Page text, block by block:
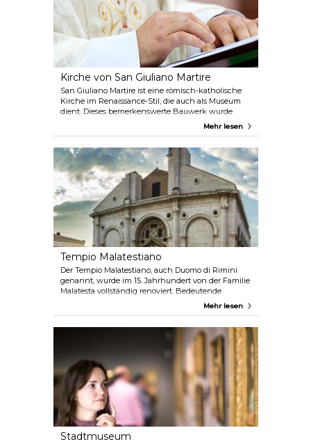
Kirche von San Giuliano Martire
San Giuliano Martire ist eine römisch-katholische
Kirche im Renaissance-Stil, die auch als Museum
dient. Dieses bemerkenswerte Bauwerk wurde
zwischen 1553 und 1575 errichtet und steht neben
Sie eine beeindruckende Sammlung von
Kunstwerken besichtigen, darunter berühmte
Gemälde von Paolo Veronese, die das Martyrium des
Heiligen Julian darstellen, und von Bittino da
Faenza, die das Leben des Heiligen illustrieren.
Mehr lesen
Tempio Malatestiano
Der Tempio Malatestiano, auch Duomo di Rimini
genannt, wurde im 15. Jahrhundert von der Familie
Malatesta vollständig renoviert. Bedeutende
Künstler wie Leon Battista Alberti, Matteo de' Pasti,
eine Gebetsstätte, sondern beherbergt auch ein
Reliquienschreinen aus dem 14. und 15.
Jahrhundert.
Mehr lesen
Stadtmuseum